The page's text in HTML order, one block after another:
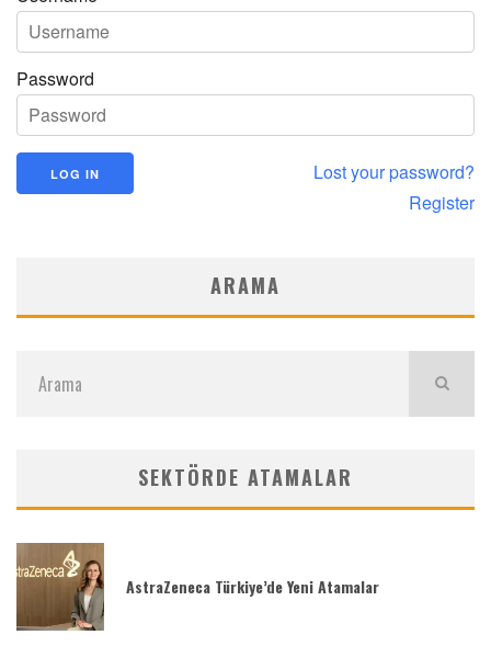
Password
Lost your password?
Register
ARAMA
SEKTÖRDE ATAMALAR
AstraZeneca Türkiye’de Yeni Atamalar